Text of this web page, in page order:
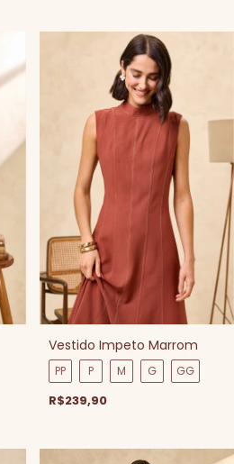
Vestido Impeto Marrom
PP P M G GG
R$239,90